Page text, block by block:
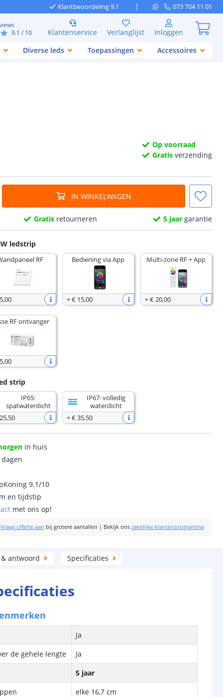
Klantbeoordeling 9.1 073 704 11 01
9.1 / 10 Klantenservice Verlanglijst
Inloggen
Diverse leds Toepassingen Accessoires
Op voorraad
Gratis verzending
IN WINKELWAGEN
Gratis retourneren 5 jaargarantie
ledstrip
RF
,00
Bediening via App
+€ 15,00
Multi-zone RF + App
+€ 20,00
RF ontvanger
,00
strip
IP65:
spatwaterdicht
,50
IP67: volledig
waterdicht
+€ 35,50
in huis
9.1/10
en tijdstip
met ons op!
Vraag offerte aan bij grotere aantallen | Bekijk ons zakelijke klantenprogramma
antwoord Specificaties
Ja
de gehele lengte
Ja
5 jaar
elke 16,7 cm